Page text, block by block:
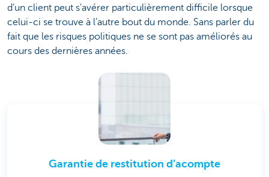
d’un client peut s’avérer particulièrement difficile lorsque
celui-ci se trouve à l’autre bout du monde. Sans parler du
fait que les risques politiques ne se sont pas améliorés au
cours des dernières années.
Garantie de restitution d’acompte